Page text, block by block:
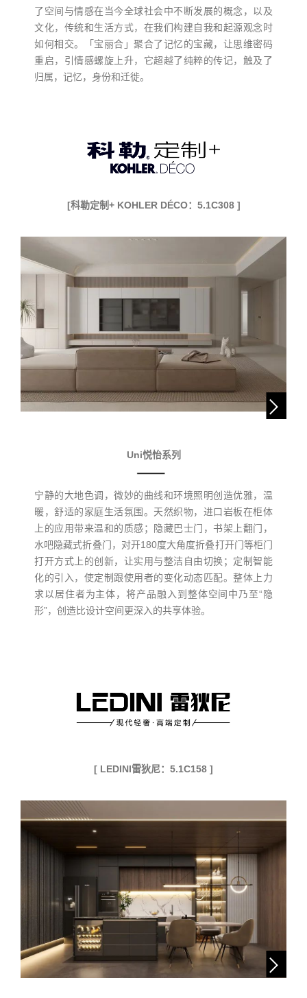
了空间与情感在当今全球社会中不断发展的概念，以及
文化，传统和生活方式，在我们构建自我和起源观念时
如何相交。「宝丽合」聚合了记忆的宝藏，让思维密码
重启，引情感螺旋上升，它超越了纯粹的传记，触及了
归属，记忆，身份和迁徙。
[科勒定制+ KOHLER DÉCO：5.1C308 ]
Uni悦怡系列
宁静的大地色调，微妙的曲线和环境照明创造优雅，温
暖，舒适的家庭生活氛围。天然织物，进口岩板在柜体
上的应用带来温和的质感；隐藏巴士门，书架上翻门，
水吧隐藏式折叠门，对开180度大角度折叠打开门等柜门
打开方式上的创新，让实用与整洁自由切换；定制智能
化的引入，使定制跟使用者的变化动态匹配。整体上力
求以居住者为主体，将产品融入到整体空间中乃至“隐
形”，创造比设计空间更深入的共享体验。
[ LEDINI雷狄尼：5.1C158 ]